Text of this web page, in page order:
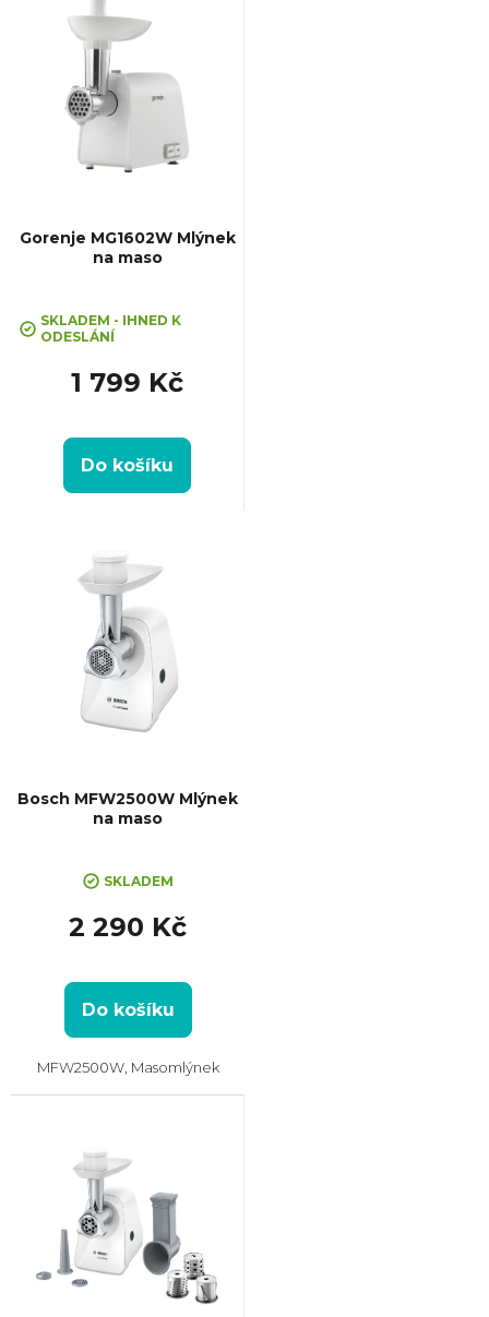
p
o
Gorenje MG1602W Mlýnek
na maso
SKLADEM - IHNED K
ODESLÁNÍ
1 799 Kč
Do košíku
Bosch MFW2500W Mlýnek
na maso
SKLADEM
2 290 Kč
Do košíku
MFW2500W, Masomlýnek